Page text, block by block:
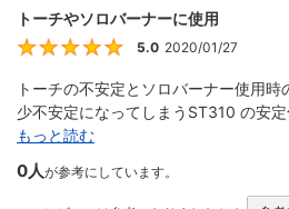
トーチやソロバーナーに使用
5
5.0 2020/01/27
トーチの不安定とソロバーナー使用
少不安定になってしまうST310 の安
もっと読む
0人が参考にしています。